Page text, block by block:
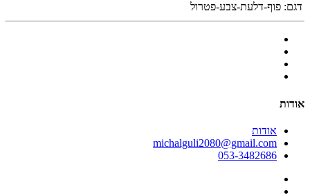
דגם: פוף-דלעת-צבע-פטרול
אודות
אודות
michalguli2080@gmail.com
053-3482686